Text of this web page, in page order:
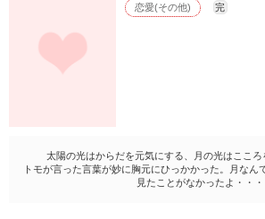
恋愛(その他) 完
太陽の光はからだを元気にする、月の光はこころ
トモが言った言葉が妙に胸元にひっかかった。月なん
見たことがなかったよ・・・